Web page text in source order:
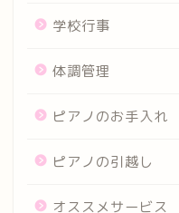
学校行事
体調管理
ピアノのお手入れ
ピアノの引越し
オススメサービス